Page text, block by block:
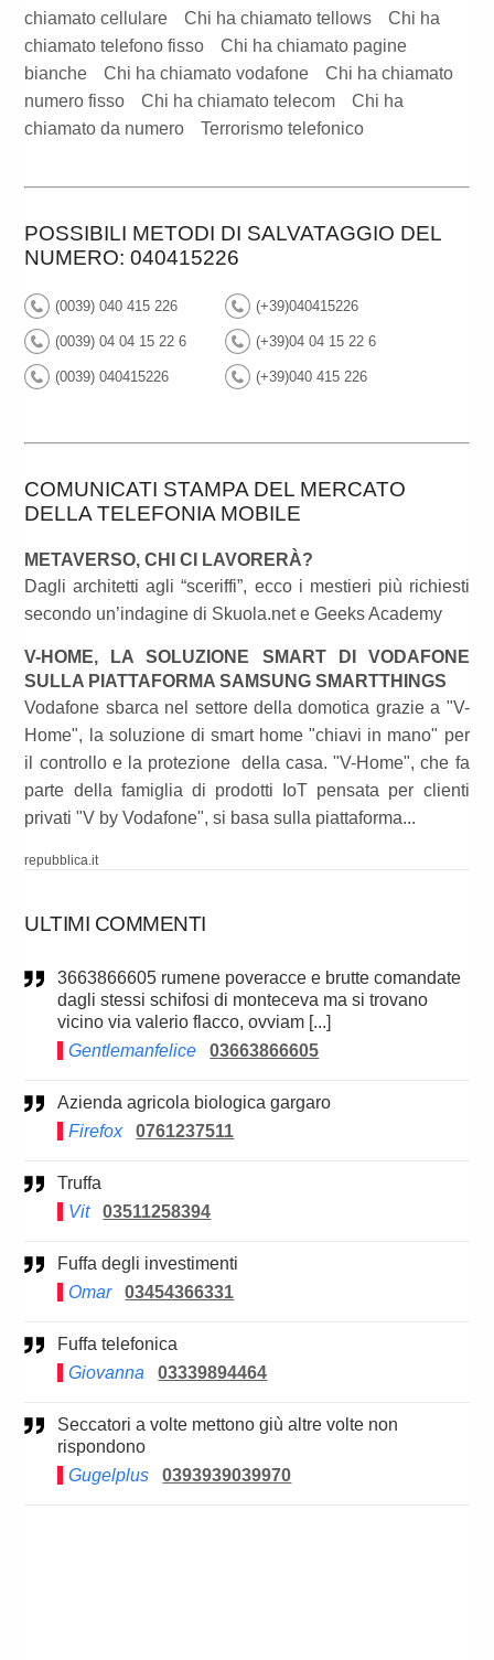
chiamato cellulare
Chi ha chiamato tellows
Chi ha
chiamato telefono fisso
Chi ha chiamato pagine
bianche
Chi ha chiamato vodafone
Chi ha chiamato
numero fisso
Chi ha chiamato telecom
Chi ha
chiamato da numero
Terrorismo telefonico
POSSIBILI METODI DI SALVATAGGIO DEL
NUMERO: 040415226
(0039) 040 415 226 (+39)040415226
(0039) 04 04 15 22 6 (+39)04 04 15 22 6
(0039) 040415226 (+39)040 415 226
COMUNICATI STAMPA DEL MERCATO
DELLA TELEFONIA MOBILE
METAVERSO, CHI CI LAVORERÀ?
Dagli architetti agli “sceriffi”, ecco i mestieri più richiesti
secondo un’indagine di Skuola.net e Geeks Academy
V-HOME, LA SOLUZIONE SMART DI VODAFONE
SULLA PIATTAFORMA SAMSUNG SMARTTHINGS
Vodafone sbarca nel settore della domotica grazie a "V-
Home", la soluzione di smart home "chiavi in mano" per
il controllo e la protezione della casa. "V-Home", che fa
parte della famiglia di prodotti IoT pensata per clienti
privati "V by Vodafone", si basa sulla piattaforma...
repubblica.it
ULTIMI COMMENTI
3663866605 rumene poveracce e brutte comandate
dagli stessi schifosi di monteceva ma si trovano
vicino via valerio flacco, ovviam [...]
Gentlemanfelice
03663866605
Azienda agricola biologica gargaro
Firefox
0761237511
Truffa
Vit
03511258394
Fuffa degli investimenti
Omar
03454366331
Fuffa telefonica
Giovanna
03339894464
Seccatori a volte mettono giù altre volte non
rispondono
Gugelplus
0393939039970